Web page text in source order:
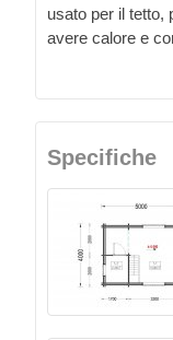
usato per il tetto,
avere calore e
Specifiche